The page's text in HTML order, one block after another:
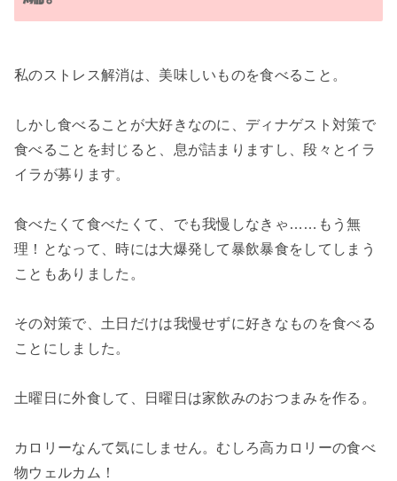
私のストレス解消は、美味しいものを食べること。
しかし食べることが大好きなのに、ディナゲスト対策で
食べることを封じると、息が詰まりますし、段々とイラ
イラが募ります。
食べたくて食べたくて、でも我慢しなきゃ……もう無
理！となって、時には大爆発して暴飲暴食をしてしまう
こともありました。
その対策で、土日だけは我慢せずに好きなものを食べる
ことにしました。
土曜日に外食して、日曜日は家飲みのおつまみを作る。
カロリーなんて気にしません。むしろ高カロリーの食べ
物ウェルカム！